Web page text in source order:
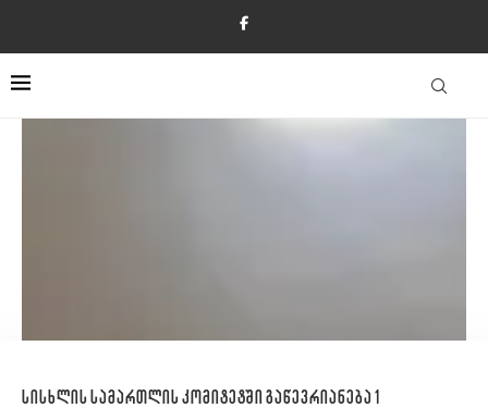
სისხლის სამართლის კომიტეტში გაწევრიანება 1